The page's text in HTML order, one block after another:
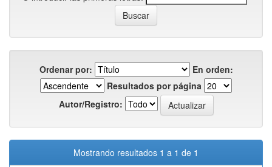
Ordenar por:
En orden:
Resultados por página
Autor/Registro:
Mostrando resultados 1 a 1 de 1